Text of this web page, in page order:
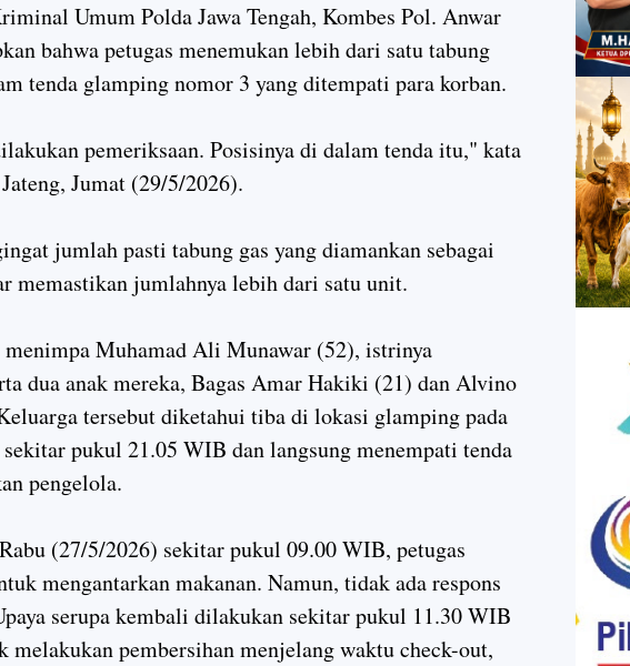
Umum Polda Jawa Tengah, Kombes Pol. Anwar
bahwa petugas menemukan lebih dari satu tabung
tenda glamping nomor 3 yang ditempati para korban.
pemeriksaan. Posisinya di dalam tenda itu," kata
Jumat (29/5/2026).
jumlah pasti tabung gas yang diamankan sebagai
memastikan jumlahnya lebih dari satu unit.
Muhamad Ali Munawar (52), istrinya
dua anak mereka, Bagas Amar Hakiki (21) dan Alvino
tersebut diketahui tiba di lokasi glamping pada
pukul 21.05 WIB dan langsung menempati tenda
pengelola.
(27/5/2026) sekitar pukul 09.00 WIB, petugas
mengantarkan makanan. Namun, tidak ada respons
serupa kembali dilakukan sekitar pukul 11.30 WIB
melakukan pembersihan menjelang waktu check-out,